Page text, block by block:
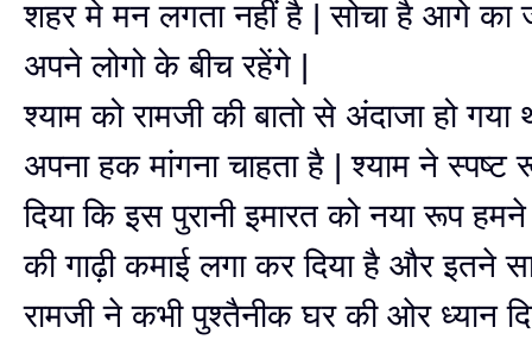
शहर मे मन लगता नहीं है | सोचा है आगे का
अपने लोगो के बीच रहेंगे |
श्याम को रामजी की बातो से अंदाजा हो गया
अपना हक मांगना चाहता है | श्याम ने
दिया कि इस पुरानी इमारत को नया रूप
की गाढ़ी कमाई लगा कर दिया है और इतने
रामजी ने कभी पुश्तैनीक घर की ओर ध्यान